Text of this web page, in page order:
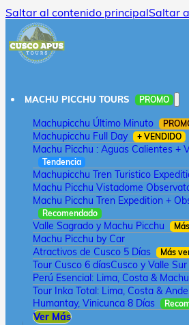
Saltar al contenido principalSaltar
MACHU PICCHU TOURS PROMO
Machupicchu Último Minuto
Machupicchu Full Day + VENDIDO
Machu Picchu : Aguas Calientes +
Tendencia
Machupicchu Tren Turistico
Machu Picchu Vistadome
Machu Picchu Tren Expedition +
Recomendado
Valle Sagrado y Machu Picchu
Machu Picchu by Car
Atractivos de Cusco 5 Días
Más
Tour Cusco 6 díasCusco y Valle
Perú Esencial: Lima, Costa &
Tour Inka Total: Lima, Costa &
Humantay, Vinicunca 8 Días
Ver Más